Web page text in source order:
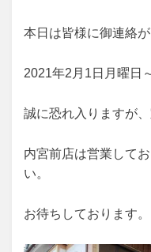
本日は皆様に御連絡が
2021年2月1日月曜日
誠に恐れ入りますが
内宮前店は営業して
い。
お待ちしております。